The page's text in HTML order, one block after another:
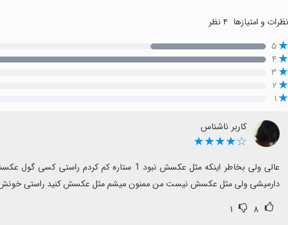
نظرات و امتیازها
۵
۴
۳
۲
۱
کاربر ناشناس
☆★★★★
دارمیشی ولی مثل عکسش نیست من ممنون میشم مثل عکسش کنید راستی
۸ ۱